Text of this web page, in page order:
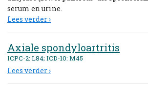
serum en urine.
Lees verder ›
Axiale spondyloartritis
ICPC-2: L84; ICD-10: M45
Lees verder ›